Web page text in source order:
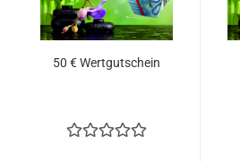
50 € Wertgutschein